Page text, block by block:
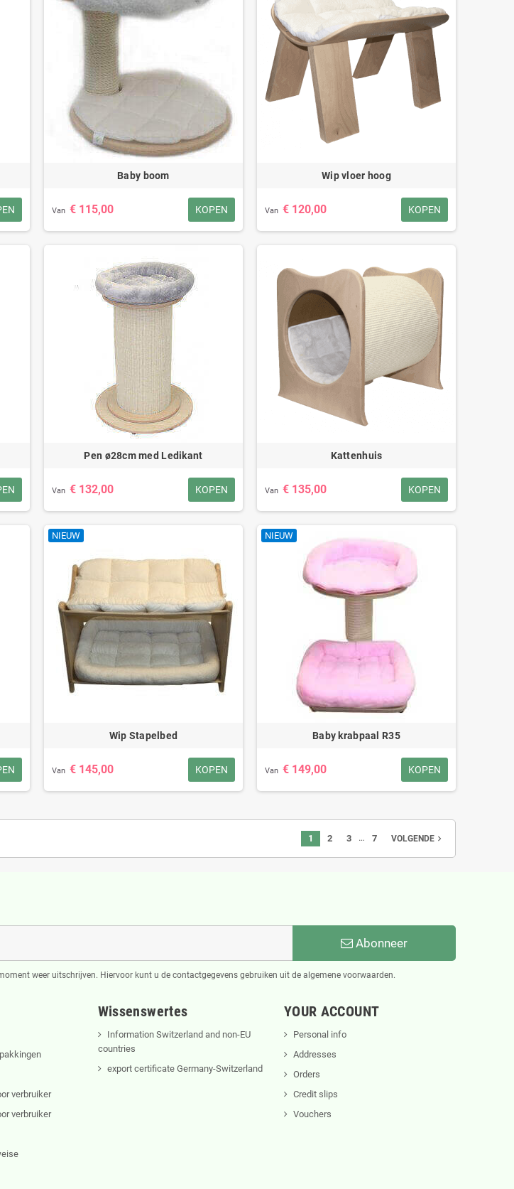
Ledikant klittenmateriaal XL
€ 65,00
kussens voor wip
€ 35,00
Klittenbandmand ANDERE
Baby boom
Van € 115,00 KOPEN
Wip vloer hoog
Van € 120,00 KOPEN
Pen ø28cm med Ledikant
Van € 132,00 KOPEN
Kattenhuis
Van € 135,00 KOPEN
NIEUW
Wip Stapelbed
Van € 145,00 KOPEN
NIEUW
Baby krabpaal R35
Van € 149,00 KOPEN
1 2 3 … 7 VOLGENDEnavigate_next
Abonneer
weer uitschrijven. Hiervoor kunt u de contactgegevens gebruiken uit de algemene voorwaarden.
verbruiker
verbruiker
Wissenswertes
Information Switzerland and non-EU
countries
export certificate Germany-Switzerland
YOUR ACCOUNT
Personal info
Addresses
Orders
Credit slips
Vouchers